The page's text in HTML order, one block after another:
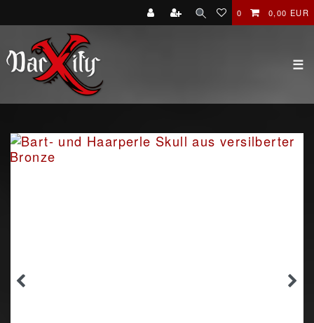
0 0,00 EUR
☰